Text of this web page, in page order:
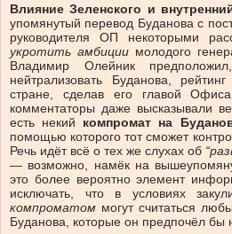
Влияние Зеленского и
упомянутый перевод Буданова с
руководителя ОП некоторыми
укротить амбиции молодого
Владимир Олейник
нейтрализовать Буданова,
стране, сделав его главой Офиса
комментаторы даже высказывали
есть некий компромат на
помощью которого тот сможет
Речь идёт всё о тех же слухах об
— возможно, намёк на
это более вероятно элемент
исключать, что в условиях
компроматом могут считаться
Буданова, которые он предпочёл бы